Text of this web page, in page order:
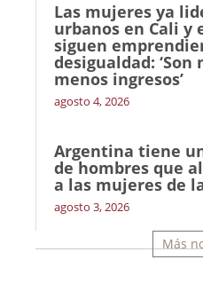
Las mujeres ya
urbanos en Cali y
siguen
desigualdad: ‘Son
menos ingresos’
agosto 4, 2026
Argentina tiene
de hombres que
a las mujeres de
agosto 3, 2026
Más